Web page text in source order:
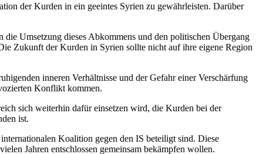
der Kurden in ein geeintes Syrien zu gewährleisten. Darüber
Umsetzung dieses Abkommens und den politischen Übergang
Zukunft der Kurden in Syrien sollte nicht auf ihre eigene Region
inneren Verhältnisse und der Gefahr einer Verschärfung
Konflikt kommen.
sich weiterhin dafür einsetzen wird, die Kurden bei der
ist.
Koalition gegen den IS beteiligt sind. Diese
Jahren entschlossen gemeinsam bekämpfen wollen.